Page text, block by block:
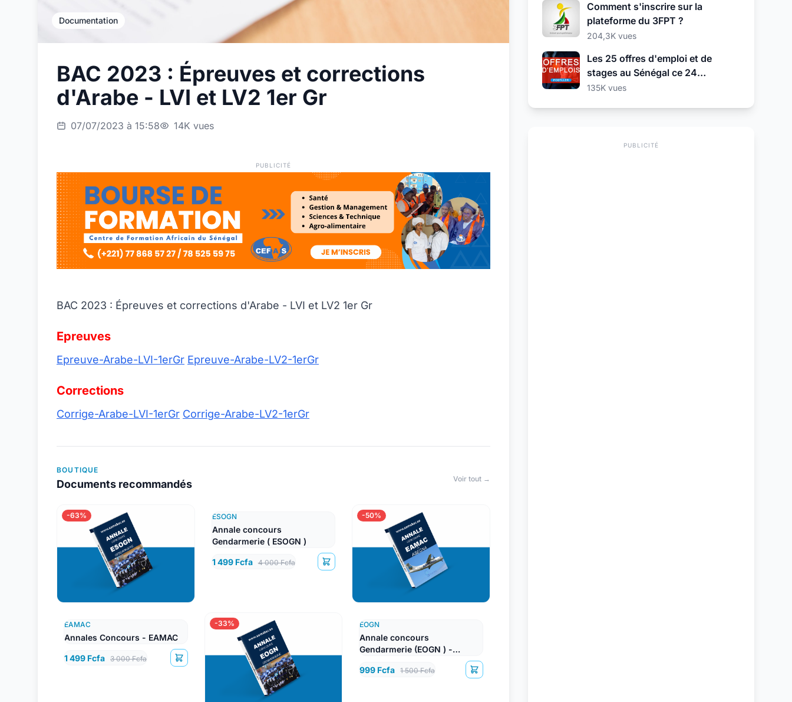
Documentation
BAC 2023 : Épreuves et corrections
d'Arabe - LVI et LV2 1er Gr
07/07/2023 à 15:58 14K vues
PUBLICITÉ
BAC 2023 : Épreuves et corrections d'Arabe - LVI et LV2 1er Gr
Epreuves
Epreuve-Arabe-LVI-1erGr Epreuve-Arabe-LV2-1erGr
Corrections
Corrige-Arabe-LVI-1erGr Corrige-Arabe-LV2-1erGr
BOUTIQUE
Documents recommandés Voir tout →
-63% ESOGN
Annale concours
Gendarmerie ( ESOGN )
1 499 Fcfa 4 000 Fcfa
-50%
EAMAC
Annales Concours - EAMAC
1 499 Fcfa 3 000 Fcfa
-33% EOGN
Annale concours
Gendarmerie (EOGN ) -
999 Fcfa
1 500 Fcfa
Comment s'inscrire sur la
plateforme du 3FPT ?
204,3K vues
Les 25 offres d'emploi et de
stages au Sénégal ce 24
Septembre 2025
135K vues
PUBLICITÉ